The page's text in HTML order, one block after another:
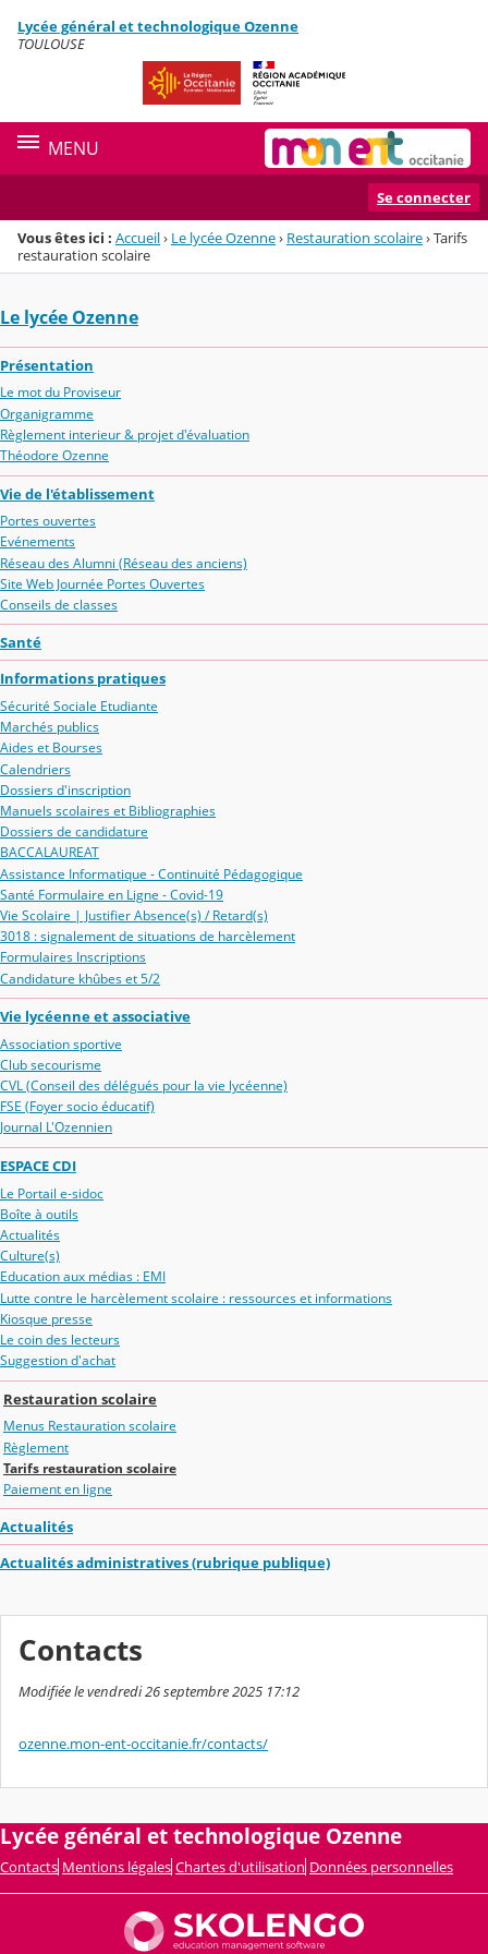
Menu de la rubrique
Contenu
Lycée général et technologique Ozenne
TOULOUSE
MENU
Se connecter
Vous êtes ici : Accueil› Le lycée Ozenne› Restauration scolaire›Tarifs
restauration scolaire
Le lycée Ozenne
Présentation
Le mot du Proviseur
Organigramme
Règlement interieur & projet d'évaluation
Théodore Ozenne
Vie de l'établissement
Portes ouvertes
Evénements
Réseau des Alumni (Réseau des anciens)
Site Web Journée Portes Ouvertes
Conseils de classes
Santé
Informations pratiques
Sécurité Sociale Etudiante
Marchés publics
Aides et Bourses
Calendriers
Dossiers d'inscription
Manuels scolaires et Bibliographies
Dossiers de candidature
BACCALAUREAT
Assistance Informatique - Continuité Pédagogique
Santé Formulaire en Ligne - Covid-19
Vie Scolaire | Justifier Absence(s) / Retard(s)
3018 : signalement de situations de harcèlement
Formulaires Inscriptions
Candidature khûbes et 5/2
Vie lycéenne et associative
Association sportive
Club secourisme
CVL (Conseil des délégués pour la vie lycéenne)
FSE (Foyer socio éducatif)
Journal L'Ozennien
ESPACE CDI
Le Portail e-sidoc
Boîte à outils
Actualités
Culture(s)
Education aux médias : EMI
Lutte contre le harcèlement scolaire : ressources et informations
Kiosque presse
Le coin des lecteurs
Suggestion d'achat
Restauration scolaire
Menus Restauration scolaire
Règlement
Tarifs restauration scolaire
Paiement en ligne
Actualités
Actualités administratives (rubrique publique)
Contacts
Modifiée le vendredi 26 septembre 2025 17:12
ozenne.mon-ent-occitanie.fr/contacts/
Lycée général et technologique Ozenne
Contacts Mentions légales Chartes d'utilisation Données personnelles